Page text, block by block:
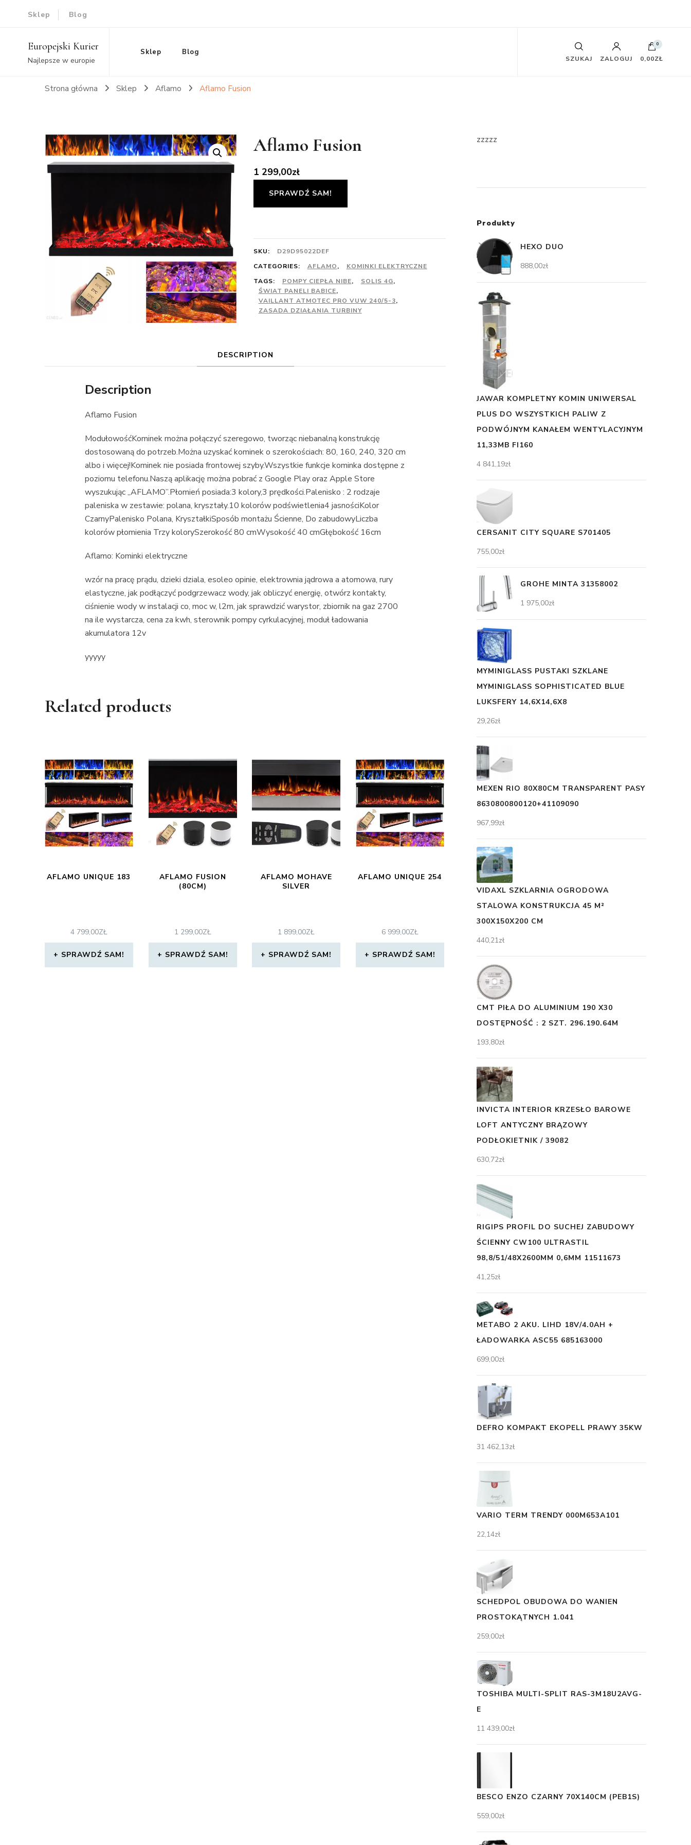
Sklep Blog
Europejski Kurier
Najlepsze w europie
Sklep Blog
SZUKAJ ZALOGUJ
0
0,00ZŁ
Strona główna Sklep Aflamo Aflamo Fusion
Aflamo Fusion
1 299,00zł
SPRAWDŹ SAM!
SKU:
D29D95022DEF
CATEGORIES:
AFLAMO,
KOMINKI ELEKTRYCZNE
TAGS:
POMPY CIEPŁA NIBE, SOLIS 4G,
ŚWIAT PANELI BABICE,
VAILLANT ATMOTEC PRO VUW 240/5-3,
ZASADA DZIAŁANIA TURBINY
DESCRIPTION
Description
Aflamo Fusion
ModułowośćKominek można połączyć szeregowo, tworząc niebanalną konstrukcję
dostosowaną do potrzeb.Można uzyskać kominek o szerokościach: 80, 160, 240, 320 cm
albo i więcej!Kominek nie posiada frontowej szyby.Wszystkie funkcje kominka dostępne z
poziomu telefonu.Naszą aplikację można pobrać z Google Play oraz Apple Store
wyszukując „AFLAMO”.Płomień posiada:3 kolory,3 prędkości.Palenisko : 2 rodzaje
paleniska w zestawie: polana, kryształy.10 kolorów podświetlenia4 jasnościKolor
CzarnyPalenisko Polana, KryształkiSposób montażu Ścienne, Do zabudowyLiczba
kolorów płomienia Trzy kolorySzerokość 80 cmWysokość 40 cmGłębokość 16cm
Aflamo: Kominki elektryczne
wzór na pracę prądu, dzieki dziala, esoleo opinie, elektrownia jądrowa a atomowa, rury
elastyczne, jak podłączyć podgrzewacz wody, jak obliczyć energię, otwórz kontakty,
ciśnienie wody w instalacji co, moc w, l2m, jak sprawdzić warystor, zbiornik na gaz 2700
na ile wystarcza, cena za kwh, sterownik pompy cyrkulacyjnej, moduł ładowania
akumulatora 12v
yyyyy
Related products
AFLAMO UNIQUE 183
4 799,00ZŁ
SPRAWDŹ SAM!
AFLAMO FUSION
(80CM)
1 299,00ZŁ
SPRAWDŹ SAM!
AFLAMO MOHAVE
SILVER
1 899,00ZŁ
SPRAWDŹ SAM!
AFLAMO UNIQUE 254
6 999,00ZŁ
SPRAWDŹ SAM!
zzzzz
Produkty
HEXO DUO
888,00zł
JAWAR KOMPLETNY KOMIN UNIWERSAL
PLUS DO WSZYSTKICH PALIW Z
PODWÓJNYM KANAŁEM WENTYLACYJNYM
11,33MB FI160
4 841,19zł
CERSANIT CITY SQUARE S701405
755,00zł
GROHE MINTA 31358002
1 975,00zł
MYMINIGLASS PUSTAKI SZKLANE
MYMINIGLASS SOPHISTICATED BLUE
LUKSFERY 14,6X14,6X8
29,26zł
MEXEN RIO 80X80CM TRANSPARENT PASY
8630800800120+41109090
967,99zł
VIDAXL SZKLARNIA OGRODOWA
STALOWA KONSTRUKCJA 45 M²
300X150X200 CM
440,21zł
CMT PIŁA DO ALUMINIUM 190 X30
DOSTĘPNOŚĆ : 2 SZT. 296.190.64M
193,80zł
INVICTA INTERIOR KRZESŁO BAROWE
LOFT ANTYCZNY BRĄZOWY
PODŁOKIETNIK / 39082
630,72zł
RIGIPS PROFIL DO SUCHEJ ZABUDOWY
ŚCIENNY CW100 ULTRASTIL
98,8/51/48X2600MM 0,6MM 11511673
41,25zł
METABO 2 AKU. LIHD 18V/4.0AH +
ŁADOWARKA ASC55 685163000
699,00zł
DEFRO KOMPAKT EKOPELL PRAWY 35KW
31 462,13zł
VARIO TERM TRENDY 000M653A101
22,14zł
SCHEDPOL OBUDOWA DO WANIEN
PROSTOKĄTNYCH 1.041
259,00zł
TOSHIBA MULTI-SPLIT RAS-3M18U2AVG-
E
11 439,00zł
BESCO ENZO CZARNY 70X140CM (PEB1S)
559,00zł